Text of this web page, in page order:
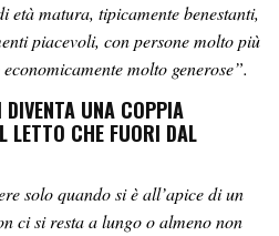
età matura, tipicamente benestanti,
piacevoli, con persone molto più
molto generose”.
UNA COPPIA
LETTO CHE FUORI DAL
solo quando si è all’apice di un
ci si resta a lungo o almeno non